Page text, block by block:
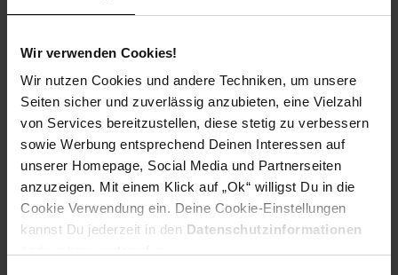
Wir verwenden Cookies!
Wir nutzen Cookies und andere Techniken, um unsere
Seiten sicher und zuverlässig anzubieten, eine Vielzahl
von Services bereitzustellen, diese stetig zu verbessern
sowie Werbung entsprechend Deinen Interessen auf
unserer Homepage, Social Media und Partnerseiten
anzuzeigen. Mit einem Klick auf „Ok“ willigst Du in die
Cookie Verwendung ein. Deine Cookie-Einstellungen
kannst Du jederzeit in den Datenschutzinformationen
PAYBACK
Payback Punkte Basis°Punkte:
36
Extra°Punkte:
0
Produktbeschreibung